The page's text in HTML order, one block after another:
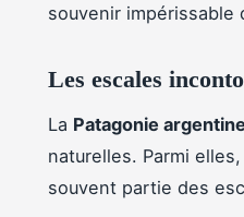
souvenir impérissable
Les escales
La Patagonie argentine
naturelles. Parmi
souvent partie des